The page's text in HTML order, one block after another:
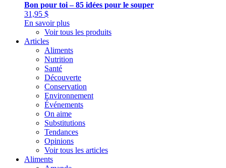
Bon pour toi – 85 idées pour le souper
31,95 $
En savoir plus
Voir tous les produits
Articles
Aliments
Nutrition
Santé
Découverte
Conservation
Environnement
Événements
On aime
Substitutions
Tendances
Opinions
Voir tous les articles
Aliments